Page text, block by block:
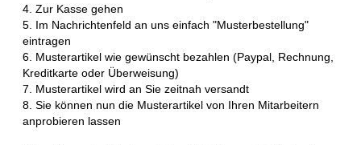
4. Zur Kasse gehen
5. Im Nachrichtenfeld an uns einfach "Musterbestellung"
eintragen
6. Musterartikel wie gewünscht bezahlen (Paypal, Rechnung,
Kreditkarte oder Überweisung)
7. Musterartikel wird an Sie zeitnah versandt
8. Sie können nun die Musterartikel von Ihren Mitarbeitern
anprobieren lassen